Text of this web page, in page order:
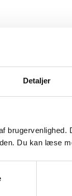
Detaljer
Du kan læse